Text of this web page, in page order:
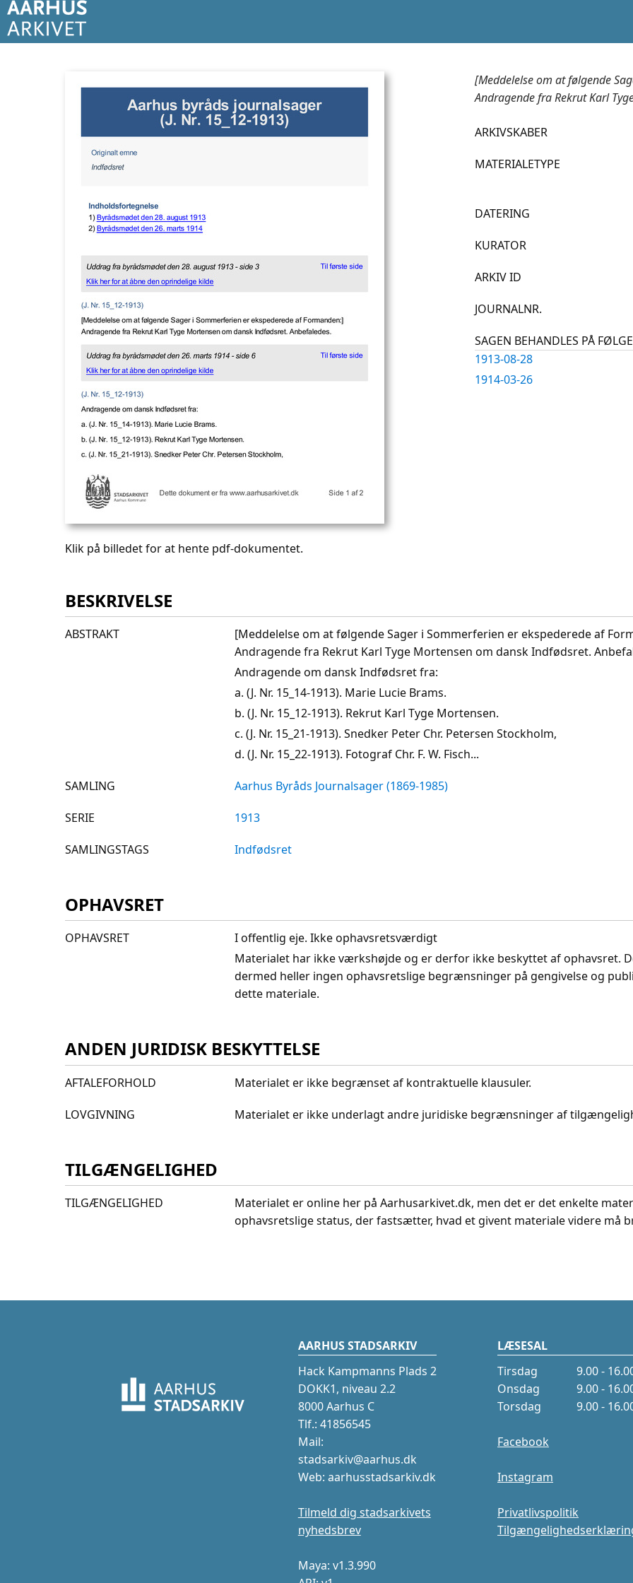
Klik på billedet for at hente pdf-dokumentet.
[Meddelelse om at følgende
Andragende fra Rekrut Karl
ARKIVSKABER
MATERIALETYPE
DATERING
KURATOR
ARKIV ID
JOURNALNR.
SAGEN BEHANDLES PÅ
1913-08-28
1914-03-26
BESKRIVELSE
ABSTRAKT
[Meddelelse om at følgende Sager i Sommerferien er ekspederede af
Andragende fra Rekrut Karl Tyge Mortensen om dansk Indfødsret.
Andragende om dansk Indfødsret fra:
a. (J. Nr. 15_14-1913). Marie Lucie Brams.
b. (J. Nr. 15_12-1913). Rekrut Karl Tyge Mortensen.
c. (J. Nr. 15_21-1913). Snedker Peter Chr. Petersen Stockholm,
d. (J. Nr. 15_22-1913). Fotograf Chr. F. W. Fisch...
SAMLING Aarhus Byråds Journalsager (1869-1985)
SERIE 1913
SAMLINGSTAGS Indfødsret
OPHAVSRET
OPHAVSRET
I offentlig eje. Ikke ophavsretsværdigt
Materialet har ikke værkshøjde og er derfor ikke beskyttet af ophavsret.
dermed heller ingen ophavsretslige begrænsninger på gengivelse og
dette materiale.
ANDEN JURIDISK BESKYTTELSE
AFTALEFORHOLD Materialet er ikke begrænset af kontraktuelle klausuler.
LOVGIVNING Materialet er ikke underlagt andre juridiske begrænsninger af
TILGÆNGELIGHED
TILGÆNGELIGHED
Materialet er online her på Aarhusarkivet.dk, men det er det enkelte
ophavsretslige status, der fastsætter, hvad et givent materiale videre må
AARHUS STADSARKIV
Hack Kampmanns Plads 2
DOKK1, niveau 2.2
8000 Aarhus C
Tlf.: 41856545
Mail:
stadsarkiv@aarhus.dk
Web: aarhusstadsarkiv.dk
Tilmeld dig stadsarkivets
nyhedsbrev
Maya: v1.3.990
LÆSESAL
Tirsdag
9.00 -
Onsdag
9.00 -
Torsdag
9.00 -
Facebook
Instagram
Privatlivspolitik